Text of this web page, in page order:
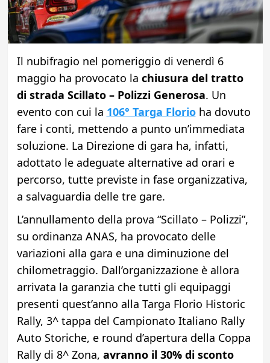
Il nubifragio nel pomeriggio di venerdì 6
maggio ha provocato la chiusura del tratto
di strada Scillato – Polizzi Generosa. Un
evento con cui la 106° Targa Florio ha dovuto
fare i conti, mettendo a punto un’immediata
soluzione. La Direzione di gara ha, infatti,
adottato le adeguate alternative ad orari e
percorso, tutte previste in fase organizzativa,
a salvaguardia delle tre gare.
L’annullamento della prova “Scillato – Polizzi”,
su ordinanza ANAS, ha provocato delle
variazioni alla gara e una diminuzione del
chilometraggio. Dall’organizzazione è allora
arrivata la garanzia che tutti gli equipaggi
presenti quest’anno alla Targa Florio Historic
Rally, 3^ tappa del Campionato Italiano Rally
Auto Storiche, e round d’apertura della Coppa
Rally di 8^ Zona, avranno il 30% di sconto